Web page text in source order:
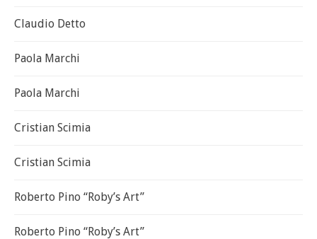
Claudio Detto
Paola Marchi
Paola Marchi
Cristian Scimia
Cristian Scimia
Roberto Pino “Roby’s Art”
Roberto Pino “Roby’s Art”